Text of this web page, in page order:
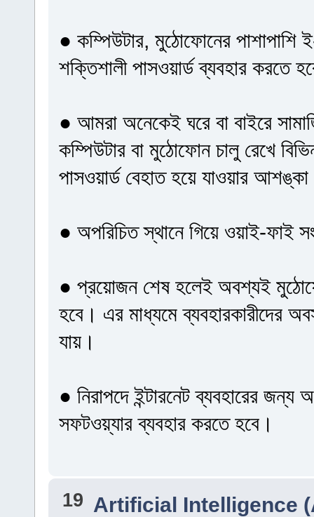
● কম্পিউটার, মুঠোফোনের পাশাপাশি
শক্তিশালী পাসওয়ার্ড ব্যবহার করতে
● আমরা অনেকেই ঘরে বা বাইরে
কম্পিউটার বা মুঠোফোন চালু রেখে
পাসওয়ার্ড বেহাত হয়ে যাওয়ার
● অপরিচিত স্থানে গিয়ে ওয়াই-ফাই
● প্রয়োজন শেষ হলেই অবশ্যই
হবে। এর মাধ্যমে ব্যবহারকারীদের
যায়।
● নিরাপদে ইন্টারনেট ব্যবহারের
সফটওয়্যার ব্যবহার করতে হবে।
19 Artificial Intelligence